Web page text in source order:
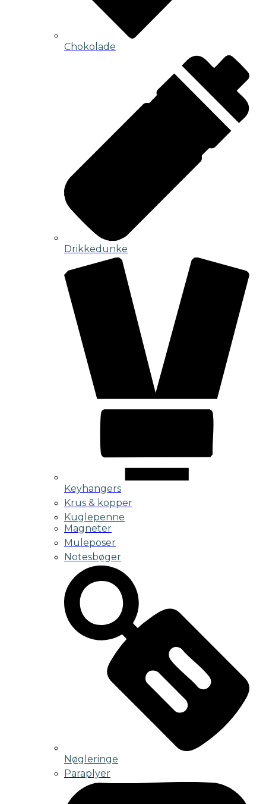
Chokolade
Drikkedunke
Keyhangers
Krus & kopper
Kuglepenne
Magneter
Muleposer
Notesbøger
Nøgleringe
Paraplyer